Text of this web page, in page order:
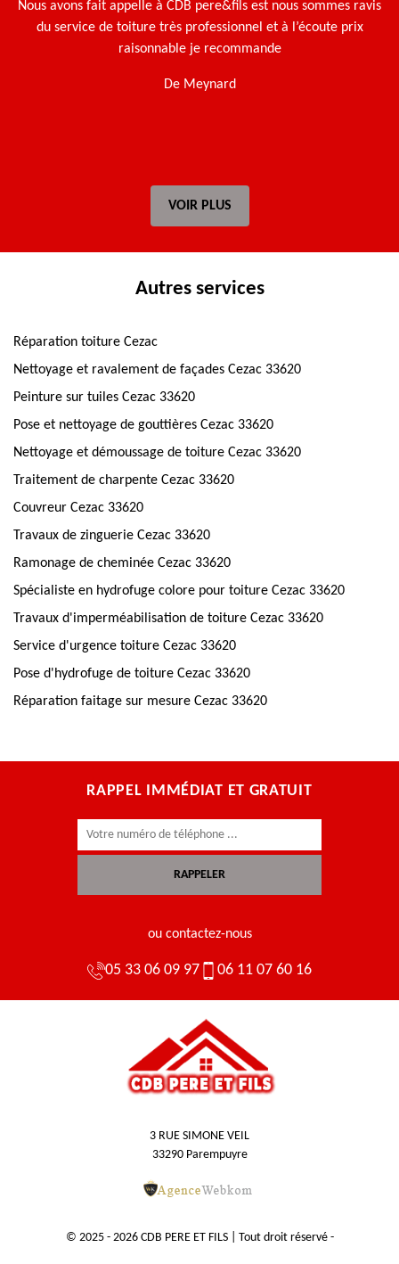
Nous avons fait appelle à CDB pere&fils est nous sommes ravis
du service de toiture très professionnel et à l’écoute prix
raisonnable je recommande
De Meynard
VOIR PLUS
Autres services
Réparation toiture Cezac
Nettoyage et ravalement de façades Cezac 33620
Peinture sur tuiles Cezac 33620
Pose et nettoyage de gouttières Cezac 33620
Nettoyage et démoussage de toiture Cezac 33620
Traitement de charpente Cezac 33620
Couvreur Cezac 33620
Travaux de zinguerie Cezac 33620
Ramonage de cheminée Cezac 33620
Spécialiste en hydrofuge colore pour toiture Cezac 33620
Travaux d'imperméabilisation de toiture Cezac 33620
Service d'urgence toiture Cezac 33620
Pose d'hydrofuge de toiture Cezac 33620
Réparation faitage sur mesure Cezac 33620
RAPPEL IMMÉDIAT ET GRATUIT
ou contactez-nous
05 33 06 09 97 06 11 07 60 16
3 RUE SIMONE VEIL
33290 Parempuyre
© 2025 - 2026 CDB PERE ET FILS | Tout droit réservé -